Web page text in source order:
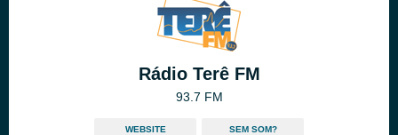
Rádio Terê FM
93.7 FM
WEBSITE SEM SOM?